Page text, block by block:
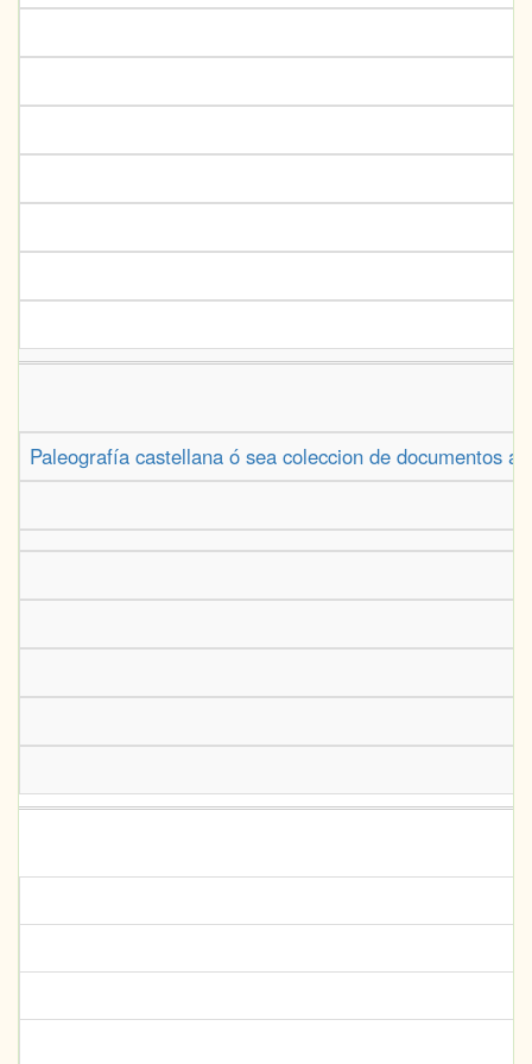
Paleografía castellana ó sea coleccion de documentos